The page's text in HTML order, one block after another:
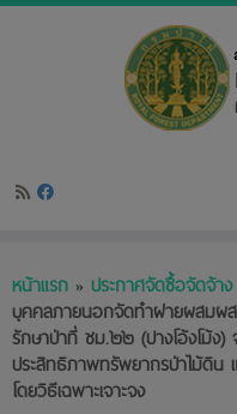
to
content
หน้าแรก » ประกาศจัดซื้อจัดจ้าง
บุคคลภายนอกจัดทำฝายผสมผ
รักษาป่าที่ ชม.๒๒ (ปางโอ้งโม้ง
ประสิทธิภาพทรัพยากรป่าไม้ดิน
โดยวิธีเฉพาะเจาะจง